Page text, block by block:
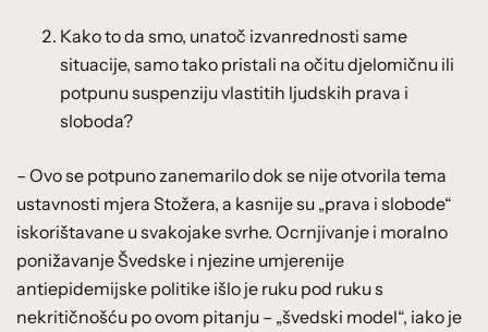
Kako to da smo, unatoč izvanrednosti same
situacije, samo tako pristali na očitu djelomičnu ili
potpunu suspenziju vlastitih ljudskih prava i
sloboda?
– Ovo se potpuno zanemarilo dok se nije otvorila tema
ustavnosti mjera Stožera, a kasnije su „prava i slobode“
iskorištavane u svakojake svrhe. Ocrnjivanje i moralno
ponižavanje Švedske i njezine umjerenije
antiepidemijske politike išlo je ruku pod ruku s
nekritičnošću po ovom pitanju – „švedski model“, iako je